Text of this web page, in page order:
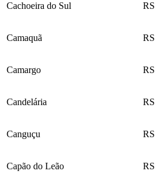
Cachoeira do Sul RS
Camaquã RS
Camargo RS
Candelária RS
Canguçu RS
Capão do Leão RS